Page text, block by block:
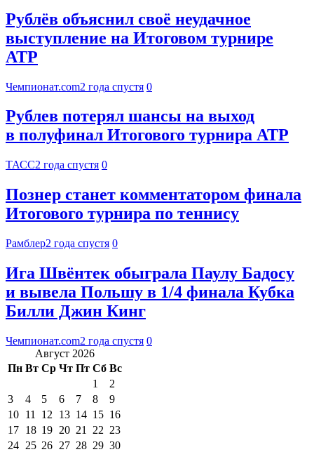
Рублёв объяснил своё неудачное
выступление на Итоговом турнире
ATP
Чемпионат.com2 года спустя 0
Рублев потерял шансы на выход
в полуфинал Итогового турнира ATP
ТАСС2 года спустя 0
Познер станет комментатором финала
Итогового турнира по теннису
Рамблер2 года спустя 0
Ига Швёнтек обыграла Паулу Бадосу
и вывела Польшу в 1/4 финала Кубка
Билли Джин Кинг
Чемпионат.com2 года спустя 0
Август 2026
Пн Вт Ср Чт Пт Сб Вс
1
2
3
4 5 6 7 8
9
10 11 12 13 14 15 16
17 18 19 20 21 22 23
24 25 26 27 28 29 30